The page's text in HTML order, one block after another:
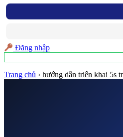
Đăng nhập
Trang chủ › hướng dẫn triển khai 5s